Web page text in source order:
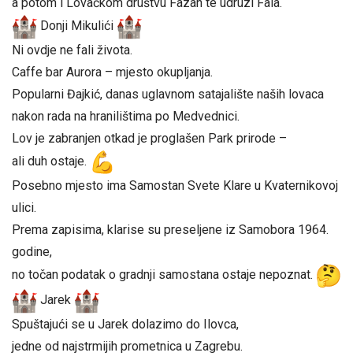
Donji Mikulići
Ni ovdje ne fali života.
Caffe bar Aurora – mjesto okupljanja.
Popularni Đajkić, danas uglavnom satajalište naših lovaca
nakon rada na hranilištima po Medvednici.
Lov je zabranjen otkad je proglašen Park prirode –
ali duh ostaje.
Posebno mjesto ima Samostan Svete Klare u Kvaternikovoj
ulici.
Prema zapisima, klarise su preseljene iz Samobora 1964.
godine,
no točan podatak o gradnji samostana ostaje nepoznat.
Jarek
Spuštajući se u Jarek dolazimo do Ilovca,
jedne od najstrmijih prometnica u Zagrebu.